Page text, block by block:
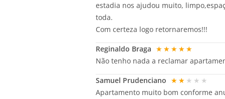
estadia nos ajudou muito,
toda.
Com certeza logo retornaremos!!!
Reginaldo Braga ★★★★★
Não tenho nada a reclamar
Samuel Prudenciano ★★★★★
Apartamento muito bom conforme